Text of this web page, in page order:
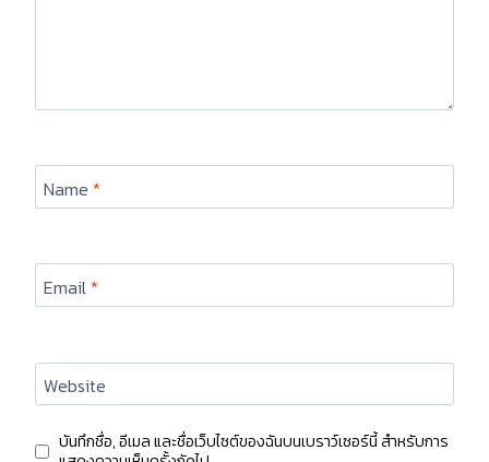
Name *
Email*
Website
บันทึกชื่อ, อีเมล และชื่อเว็บไซต์ของฉันบนเบราว์เซอร์นี้ สำหรับการ